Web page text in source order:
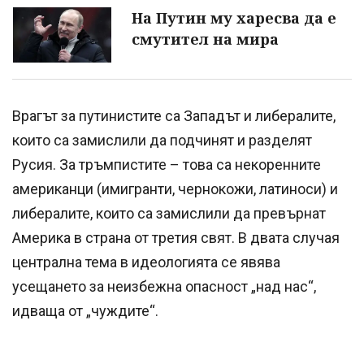
На Путин му харесва да е
смутител на мира
Врагът за путинистите са Западът и либералите,
които са замислили да подчинят и разделят
Русия. За тръмпистите – това са некоренните
американци (имигранти, чернокожи, латиноси) и
либералите, които са замислили да превърнат
Америка в страна от третия свят. В двата случая
централна тема в идеологията се явява
усещането за неизбежна опасност „над нас“,
идваща от „чуждите“.